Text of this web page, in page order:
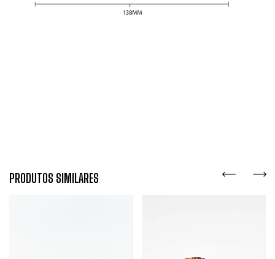
PRODUTOS SIMILARES